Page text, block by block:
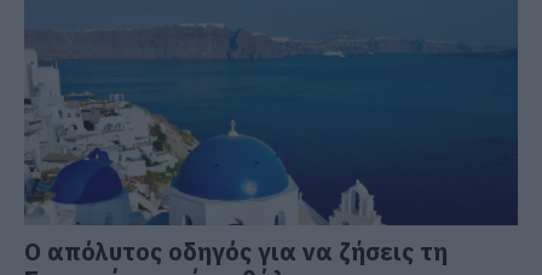
Ο απόλυτος οδηγός για να ζήσεις τη